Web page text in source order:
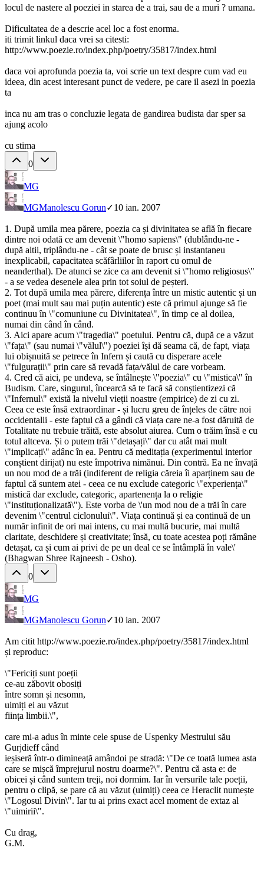
locul de nastere al poeziei in starea de a trai, sau de a muri ? umana.
Dificultatea de a descrie acel loc a fost enorma.
iti trimit linkul daca vrei sa citesti:
http://www.poezie.ro/index.php/poetry/35817/index.html
daca voi aprofunda poezia ta, voi scrie un text despre cum vad eu
ideea, din acest interesant punct de vedere, pe care il asezi in poezia
ta
inca nu am tras o concluzie legata de gandirea budista dar sper sa
ajung acolo
cu stima
0
MG
MGManolescu Gorun✓10 ian. 2007
1. După umila mea părere, poezia ca și divinitatea se află în fiecare
dintre noi odată ce am devenit \"homo sapiens\" (dublându-ne -
după altii, triplându-ne - cât se poate de brusc și instantaneu
inexplicabil, capacitatea scăfârliilor în raport cu omul de
neanderthal). De atunci se zice ca am devenit si \"homo religiosus\"
- a se vedea desenele alea prin tot soiul de peșteri.
2. Tot după umila mea părere, diferența între un mistic autentic și un
poet (mai mult sau mai puțin autentic) este că primul ajunge să fie
continuu în \"comuniune cu Divinitatea\", în timp ce al doilea,
numai din când în când.
3. Aici apare acum \"tragedia\" poetului. Pentru că, după ce a văzut
\"fața\" (sau numai \"vălul\") poeziei își dă seama că, de fapt, viața
lui obișnuită se petrece în Infern și caută cu disperare acele
\"fulgurații\" prin care să revadă fața/vălul de care vorbeam.
4. Cred că aici, pe undeva, se întâlnește \"poezia\" cu \"mistica\" în
Budism. Care, singurul, încearcă să te facă să conștientizezi că
\"Infernul\" există la nivelul vieții noastre (empirice) de zi cu zi.
Ceea ce este însă extraordinar - și lucru greu de înțeles de către noi
occidentalii - este faptul că a gândi că viața care ne-a fost dăruită de
Totalitate nu trebuie trăită, este absolut aiurea. Cum o trăim însă e cu
totul altceva. Și o putem trăi \"detașați\" dar cu atât mai mult
\"implicați\" adânc în ea. Pentru că meditația (experimentul interior
conștient dirijat) nu este împotriva nimănui. Din contră. Ea ne învață
un nou mod de a trăi (indiferent de religia căreia îi aparținem sau de
faptul că suntem atei - ceea ce nu exclude categoric \"experiența\"
mistică dar exclude, categoric, apartenența la o religie
\"instituționalizată\"). Este vorba de \'un mod nou de a trăi în care
devenim \"centrul ciclonului\". Viața continuă și ea continuă de un
număr infinit de ori mai intens, cu mai multă bucurie, mai multă
claritate, deschidere și creativitate; însă, cu toate acestea poți rămâne
detașat, ca și cum ai privi de pe un deal ce se întâmplă în vale\'
(Bhagwan Shree Rajneesh - Osho).
0
MG
MGManolescu Gorun✓10 ian. 2007
Am citit http://www.poezie.ro/index.php/poetry/35817/index.html
și reproduc:
\"Fericiți sunt poeții
ce-au zăbovit obosiți
între somn și nesomn,
uimiți ei au văzut
ființa limbii.\",
care mi-a adus în minte cele spuse de Uspenky Mestrului său
Gurjdieff când
ieșiseră într-o dimineață amândoi pe stradă: \"De ce toată lumea asta
care se mișcă împrejurul nostru doarme?\". Pentru că asta e: de
obicei și când suntem treji, noi dormim. Iar în versurile tale poeții,
pentru o clipă, se pare că au văzut (uimiți) ceea ce Heraclit numește
\"Logosul Divin\". Iar tu ai prins exact acel moment de extaz al
\"uimirii\".
Cu drag,
G.M.